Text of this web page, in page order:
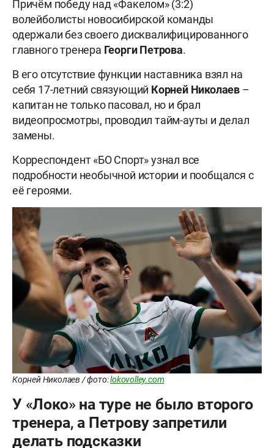
Причём победу над «Факелом» (3:2)
волейболисты новосибирской команды
одержали без своего дисквалифицированного
главного тренера Георги Петрова.
В его отсутствие функции наставника взял на
себя 17-летний связующий Корней Николаев –
капитан не только пасовал, но и брал
видеопросмотры, проводил тайм-ауты и делал
замены.
Корреспондент «БО Спорт» узнал все
подробности необычной истории и пообщался с
её героями.
Корней Николаев / фото:lokovolley.com
У «Локо» на туре не было второго
тренера, а Петрову запретили
делать подсказки